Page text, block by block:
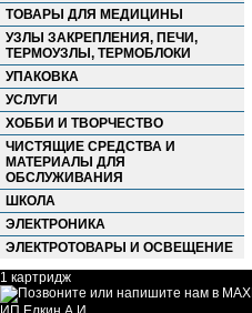
ТОВАРЫ ДЛЯ МЕДИЦИНЫ
УЗЛЫ ЗАКРЕПЛЕНИЯ, ПЕЧИ,
ТЕРМОУЗЛЫ, ТЕРМОБЛОКИ
УПАКОВКА
УСЛУГИ
ХОББИ И ТВОРЧЕСТВО
ЧИСТЯЩИЕ СРЕДСТВА И
МАТЕРИАЛЫ ДЛЯ
ОБСЛУЖИВАНИЯ
ШКОЛА
ЭЛЕКТРОНИКА
ЭЛЕКТРОТОВАРЫ И ОСВЕЩЕНИЕ
1 картридж